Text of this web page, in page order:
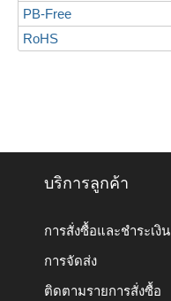
PB-Free
RoHS
บริการลูกค้า
การสั่งซื้อและชำระเงิน
การจัดส่ง
ติดตามรายการสั่งซื้อ